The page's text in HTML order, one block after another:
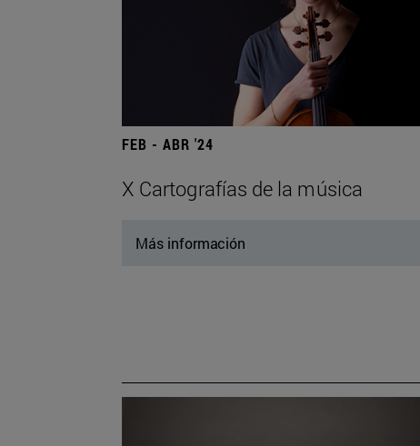
FEB - ABR '24
X Cartografías de la música
Más información